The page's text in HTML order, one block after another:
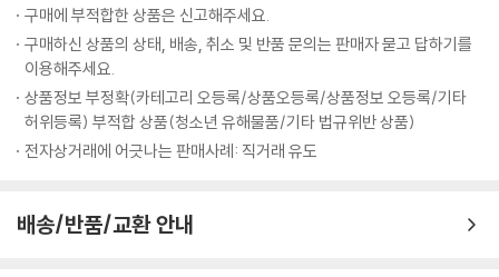
존재 자체를 폄하하거나 침묵시키려는 시도가 끊이지 않는다.
그렇기에 나혜석의 삶을 다시 살피는 일은 단순히 과거를 복원하거나 기념
하기 위한 일이 아니다. 그것은 지금 여기, 우리가 살아가는 사회에서 여성
으로 존재한다는 것의 의미를 되돌아보고, 여전히 해결되지 않은 과제를
마주하는 일이자, 그 자체로 현재와 미래를 향한 질문이자 선언이다. 여성
인가. “여자이기 이전에 사람이다”라는 그의 외침은 여전히 우리에게 유효
구매에 부적합한 상품은 신고해주세요.
구매하신 상품의 상태, 배송, 취소 및 반품 문의는 판매자 묻고 답하기를
이용해주세요.
상품정보 부정확(카테고리 오등록/상품오등록/상품정보 오등록/기타
허위등록) 부적합 상품(청소년 유해물품/기타 법규위반 상품)
전자상거래에 어긋나는 판매사례: 직거래 유도
배송/반품/교환 안내